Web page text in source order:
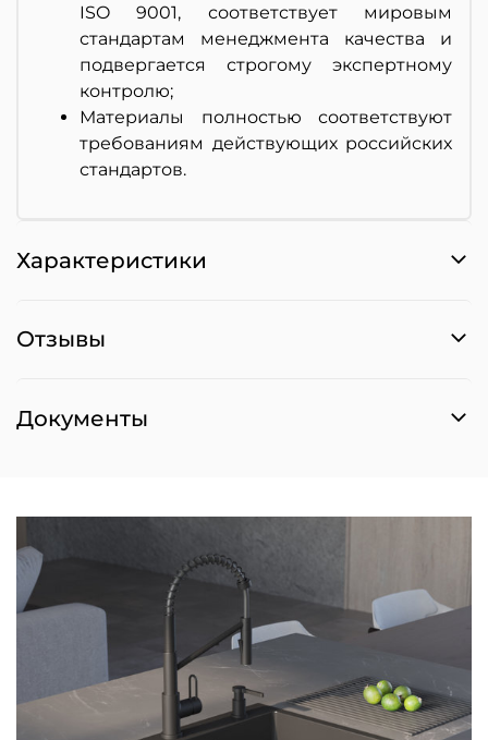
ISO 9001, соответствует мировым
стандартам менеджмента качества и
подвергается строгому экспертному
контролю;
Материалы полностью соответствуют
требованиям действующих российских
стандартов.
Характеристики
Отзывы
Документы